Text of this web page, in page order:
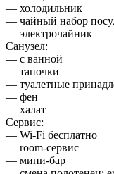
— холодильник
— чайный набор
— электрочайник
Санузел:
— с ванной
— тапочки
— туалетные
— фен
— халат
Сервис:
— Wi-Fi бесплатно
— room-сервис
— мини-бар